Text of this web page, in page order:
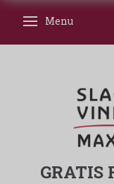
Skifte navigation
Menu
GRATIS